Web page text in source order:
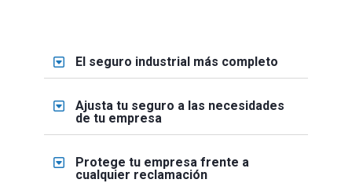
El seguro industrial más completo
Ajusta tu seguro a las necesidades
de tu empresa
Protege tu empresa frente a
cualquier reclamación